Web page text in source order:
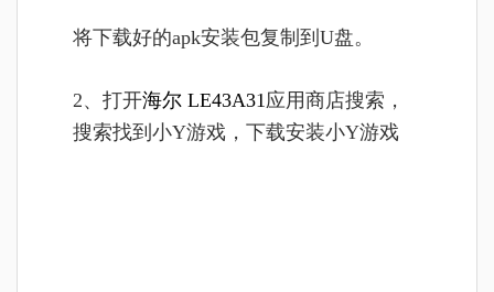
将下载好的apk安装包复制到U盘。
2、打开海尔 LE43A31 应用商店搜索，
搜索找到小Y游戏，下载安装小Y游戏